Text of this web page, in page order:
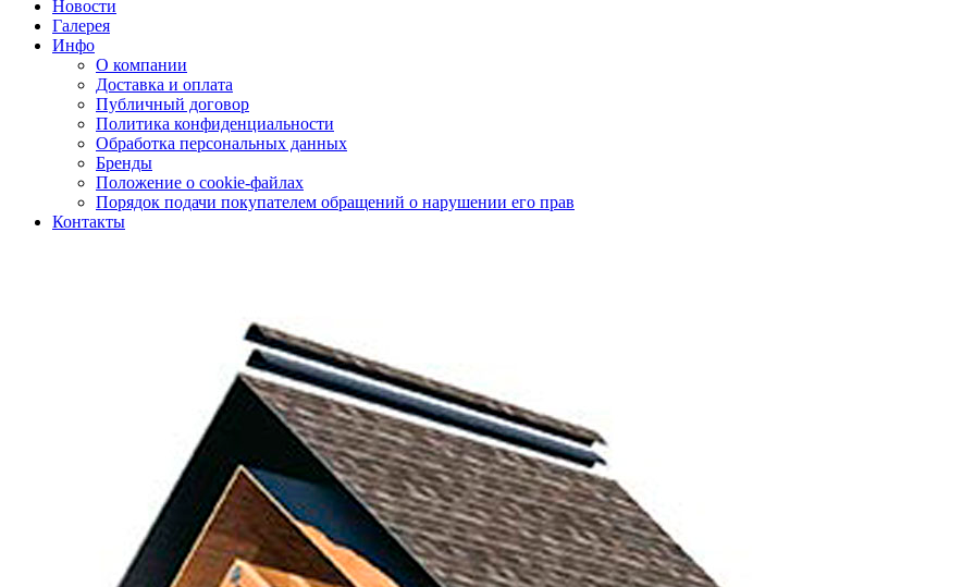
Новости
Галерея
Инфо
О компании
Доставка и оплата
Публичный договор
Политика конфиденциальности
Обработка персональных данных
Бренды
Положение о cookie-файлах
Порядок подачи покупателем обращений о нарушении его прав
Контакты